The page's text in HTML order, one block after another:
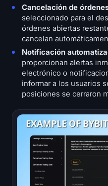
Cancelación de
seleccionado para el
órdenes abiertas
cancelan
Notificación
proporcionan alertas
electrónico o
informar a los usuarios
posiciones se cerraron